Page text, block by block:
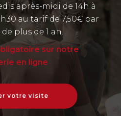
après-midi de 14h à
au tarif de 7,50€ par
plus de 1 an.
sur notre
en ligne
votre visite